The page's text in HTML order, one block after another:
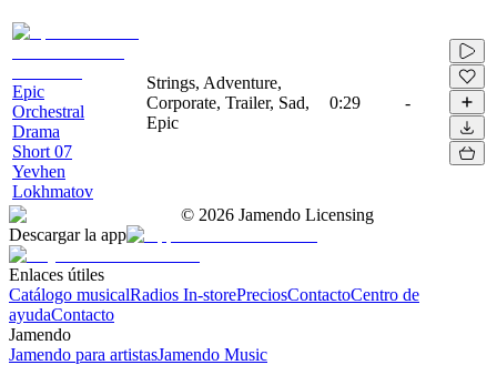
Epic
Orchestral
Drama
Short 07
Yevhen
Lokhmatov
Strings, Adventure,
Corporate, Trailer, Sad,
Epic
0:29 -
© 2026 Jamendo Licensing
Descargar la app
Enlaces útiles
Catálogo musicalRadios In-storePreciosContactoCentro de
ayudaContacto
Jamendo
Jamendo para artistasJamendo Music